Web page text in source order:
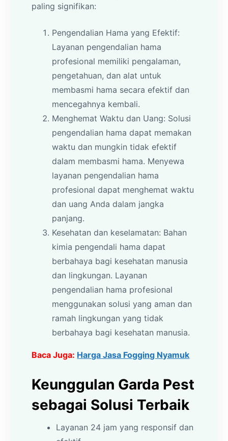
paling signifikan:
Pengendalian Hama yang Efektif:
Layanan pengendalian hama
profesional memiliki pengalaman,
pengetahuan, dan alat untuk
membasmi hama secara efektif dan
mencegahnya kembali.
Menghemat Waktu dan Uang: Solusi
pengendalian hama dapat memakan
waktu dan mungkin tidak efektif
dalam membasmi hama. Menyewa
layanan pengendalian hama
profesional dapat menghemat waktu
dan uang Anda dalam jangka
panjang.
Kesehatan dan keselamatan: Bahan
kimia pengendali hama dapat
berbahaya bagi kesehatan manusia
dan lingkungan. Layanan
pengendalian hama profesional
menggunakan solusi yang aman dan
ramah lingkungan yang tidak
berbahaya bagi kesehatan manusia.
Baca Juga: Harga Jasa Fogging Nyamuk
Keunggulan Garda Pest
sebagai Solusi Terbaik
Layanan 24 jam yang responsif dan